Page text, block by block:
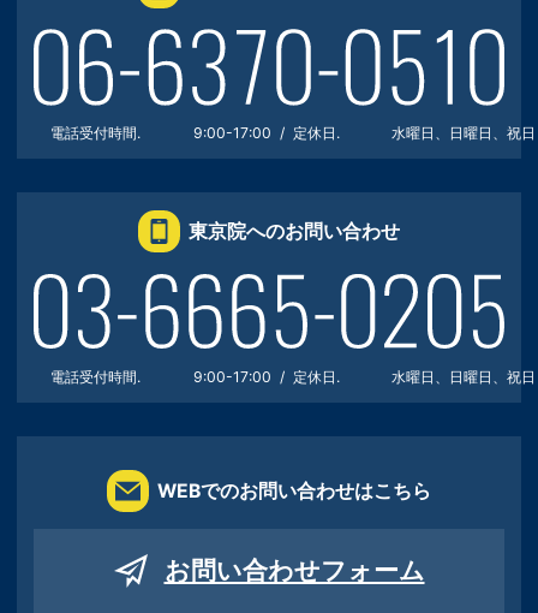
電話受付時間. 9:00-17:00 定休日. 水曜日、日曜日、祝日
東京院へのお問い合わせ
電話受付時間. 9:00-17:00 定休日. 水曜日、日曜日、祝日
WEBでのお問い合わせはこちら
お問い合わせフォーム